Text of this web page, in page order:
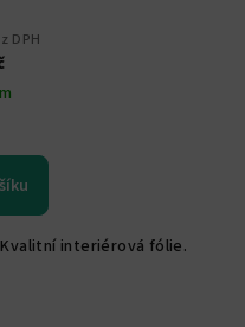
DPH
interiérová fólie.